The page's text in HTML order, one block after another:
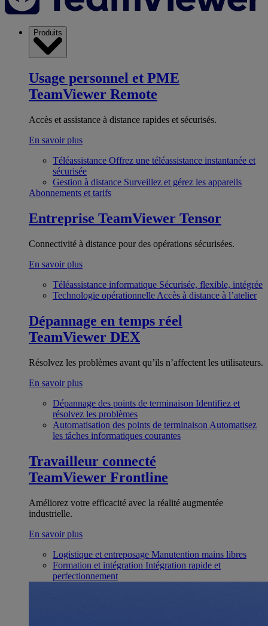
Produits
Usage personnel et PME
TeamViewer Remote
Accès et assistance à distance rapides et sécurisés.
En savoir plus
Téléassistance Offrez une téléassistance instantanée et
sécurisée
Gestion à distance Surveillez et gérez les appareils
Abonnements et tarifs
Entreprise TeamViewer Tensor
Connectivité à distance pour des opérations sécurisées.
En savoir plus
Téléassistance informatique Sécurisée, flexible, intégrée
Technologie opérationnelle Accès à distance à l’atelier
Dépannage en temps réel
TeamViewer DEX
Résolvez les problèmes avant qu’ils n’affectent les utilisateurs.
En savoir plus
Dépannage des points de terminaison Identifiez et
résolvez les problèmes
Automatisation des points de terminaison Automatisez
les tâches informatiques courantes
Travailleur connecté
TeamViewer Frontline
Améliorez votre efficacité avec la réalité augmentée
industrielle.
En savoir plus
Logistique et entreposage Manutention mains libres
Formation et intégration Intégration rapide et
perfectionnement